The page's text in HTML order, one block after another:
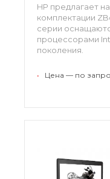
HP предлагает
комплектации
серии
процессорами
поколения.
• Цена — по